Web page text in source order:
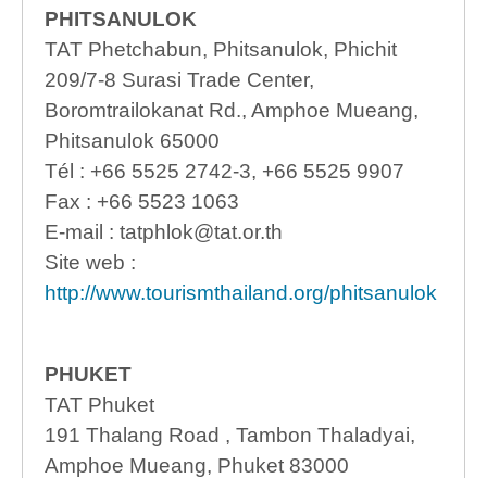
PHITSANULOK
TAT Phetchabun, Phitsanulok, Phichit
209/7-8 Surasi Trade Center,
Boromtrailokanat Rd., Amphoe Mueang,
Phitsanulok 65000
Tél : +66 5525 2742-3, +66 5525 9907
Fax : +66 5523 1063
E-mail : tatphlok@tat.or.th
Site web :
http://www.tourismthailand.org/phitsanulok
PHUKET
TAT Phuket
191 Thalang Road , Tambon Thaladyai,
Amphoe Mueang, Phuket 83000